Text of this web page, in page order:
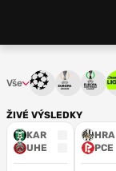
ŽIVÉ VÝSLEDKY
KAR
UHE
HRA
PCE
Vše Liga mistrů
Evropská